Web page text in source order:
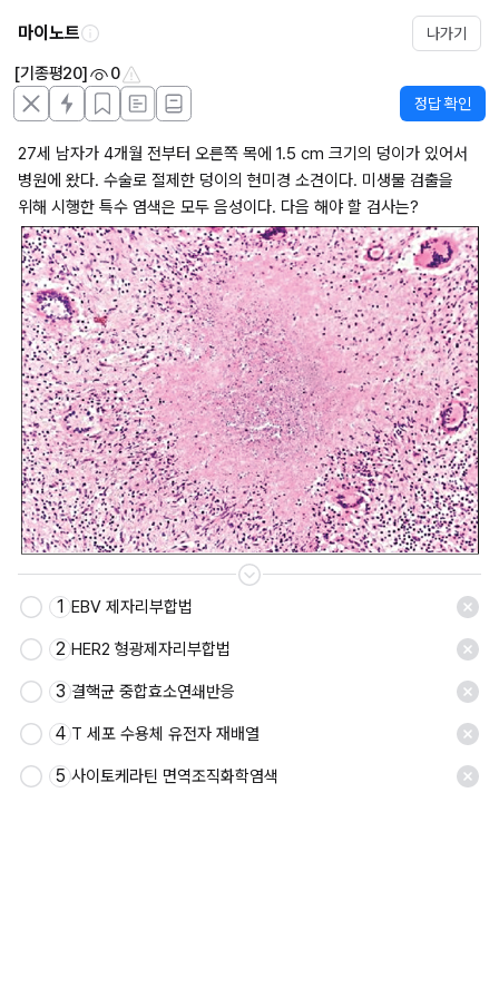
마이노트 나가기
[기종평20] 0
정답 확인
27세 남자가 4개월 전부터 오른쪽 목에 1.5 cm 크기의 덩이가 있어서
병원에 왔다. 수술로 절제한 덩이의 현미경 소견이다. 미생물 검출을
위해 시행한 특수 염색은 모두 음성이다. 다음 해야 할 검사는?
저장
1 EBV 제자리부합법
2 HER2 형광제자리부합법
3 결핵균 중합효소연쇄반응
4 T 세포 수용체 유전자 재배열
5 사이토케라틴 면역조직화학염색